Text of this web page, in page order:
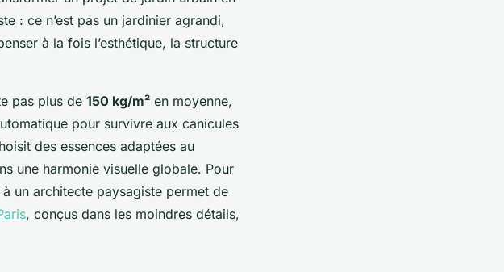
: ce n’est pas un jardinier agrandi,
à la fois l’esthétique, la structure
pas plus de 150 kg/m² en moyenne,
pour survivre aux canicules
des essences adaptées au
une harmonie visuelle globale. Pour
un architecte paysagiste permet de
, conçus dans les moindres détails,